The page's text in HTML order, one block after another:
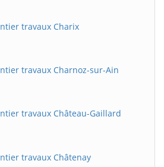
travaux Charix
travaux Charnoz-sur-Ain
travaux Château-Gaillard
travaux Châtenay